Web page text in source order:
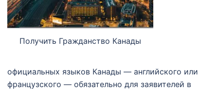
Получить Гражданство Канады
официальных языков Канады — английского или
французского — обязательно для заявителей в